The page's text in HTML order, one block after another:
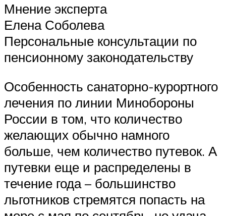
Мнение эксперта
Елена Соболева
Персональные консультации по
пенсионному законодательству
Особенность санаторно-курортного
лечения по линии Минобороны
России в том, что количество
желающих обычно намного
больше, чем количество путевок. А
путевки еще и распределены в
течение года – большинство
льготников стремятся попасть на